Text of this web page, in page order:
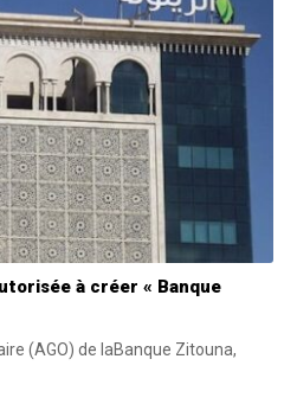
à créer « Banque
(AGO) de laBanque Zitouna,